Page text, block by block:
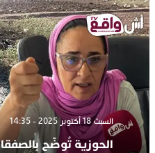
السبت 18 أكتوبر 2025 - 14:35
الحوزية تُوضّح